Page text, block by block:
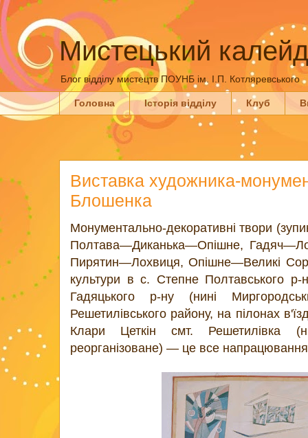
Мистецький
Блог відділу мистецтв ПОУНБ ім. І.П. Котляревського
Головна Історія відділу Клуб
Виставка художника-
Блошенка
Монументально-декоративні твори
Полтава—Диканька—Опішне,
Пирятин—Лохвиця, Опішне—Великі
культури в с. Степне Полтавського
Гадяцького р-ну (нині
Решетилівського району, на пілонах
Клари Цеткін смт. Решетилівка
реорганізоване) — це все